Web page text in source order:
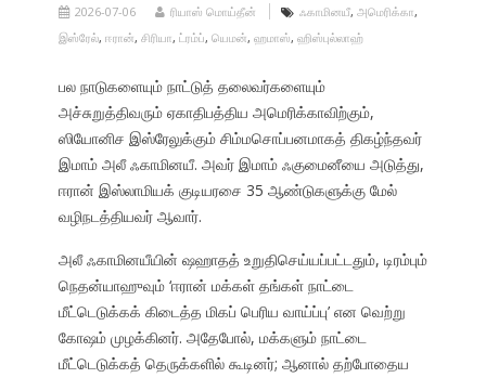
2026-07-06 ரியாஸ் மொய்தீன் ஃகாமினயீ, அமெரிக்கா,
இஸ்ரேல், ஈரான், சிரியா, ட்ரம்ப், யெமன், ஹமாஸ், ஹிஸ்புல்லாஹ்
பல நாடுகளையும் நாட்டுத் தலைவர்களையும்
அச்சுறுத்திவரும் ஏகாதிபத்திய அமெரிக்காவிற்கும்,
ஸியோனிச இஸ்ரேலுக்கும் சிம்மசொப்பனமாகத் திகழ்ந்தவர்
இமாம் அலீ ஃகாமினயீ. அவர் இமாம் ஃகுமைனீயை அடுத்து,
ஈரான் இஸ்லாமியக் குடியரசை 35 ஆண்டுகளுக்கு மேல்
வழிநடத்தியவர் ஆவார்.
அலீ ஃகாமினயீயின் ஷஹாதத் உறுதிசெய்யப்பட்டதும், டிரம்பும்
நெதன்யாஹுவும் ‘ஈரான் மக்கள் தங்கள் நாட்டை
மீட்டெடுக்கக் கிடைத்த மிகப் பெரிய வாய்ப்பு’ என வெற்று
கோஷம் முழக்கினர். அதேபோல், மக்களும் நாட்டை
மீட்டெடுக்கத் தெருக்களில் கூடினர்; ஆனால் தற்போதைய